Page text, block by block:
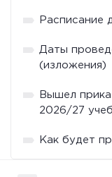
Расписание
Даты
(изложения)
Вышел
2026/27
Как будет